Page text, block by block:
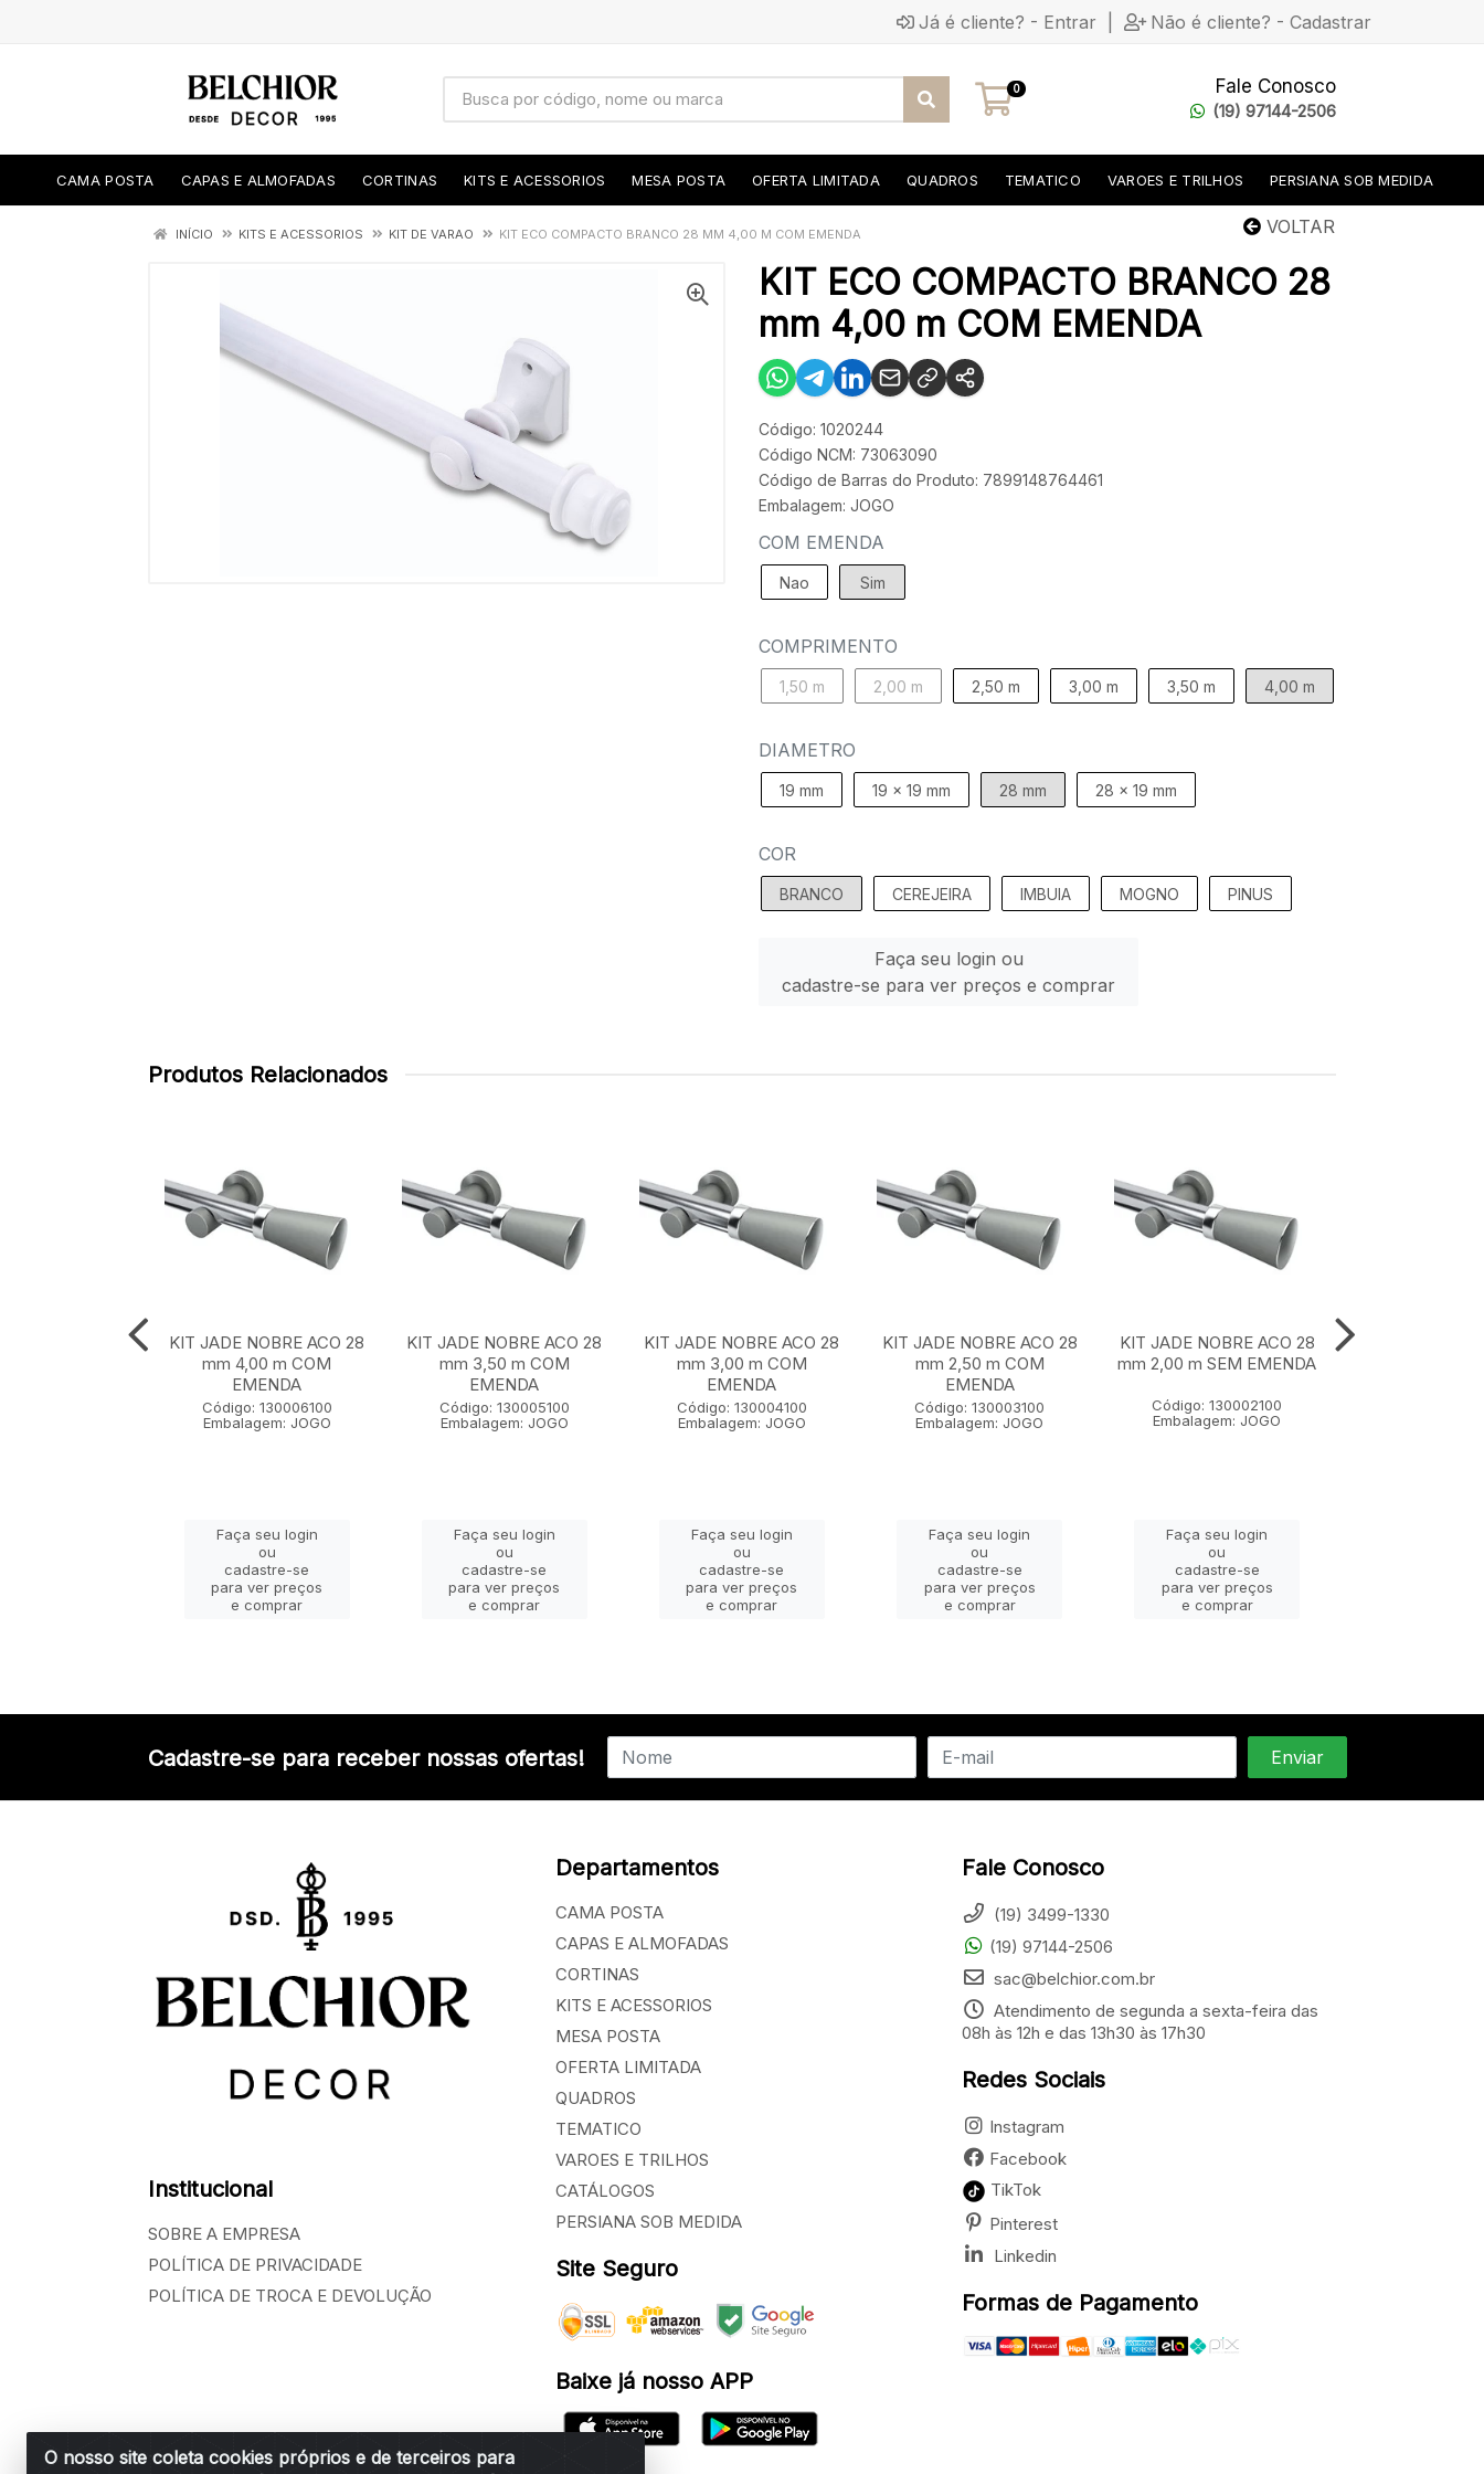
Já é cliente? - Entrar Não é cliente? - Cadastrar
0 Fale Conosco
(19) 97144-2506
CAMA POSTA CAPAS E ALMOFADAS CORTINAS KITS E ACESSORIOS MESA POSTA OFERTA LIMITADA QUADROS TEMATICO VAROES E TRILHOS PERSIANA SOB MEDIDA
VOLTAR
INÍCIO KITS E ACESSORIOS KIT DE VARAO KIT ECO COMPACTO BRANCO 28 MM 4,00 M COM EMENDA
KIT ECO COMPACTO BRANCO 28
mm 4,00 m COM EMENDA
Código: 1020244
Código NCM: 73063090
Código de Barras do Produto: 7899148764461
Embalagem: JOGO
COM EMENDA
Nao Sim
COMPRIMENTO
1,50 m 2,00 m 2,50 m 3,00 m 3,50 m 4,00 m
DIAMETRO
19 mm 19 x 19 mm 28 mm 28 x 19 mm
COR
BRANCO CEREJEIRA IMBUIA MOGNO PINUS
Faça seu login ou
cadastre-se para ver preços e comprar
Produtos Relacionados
KIT JADE NOBRE ACO 28
mm 4,00 m COM
EMENDA
Código: 130006100
Embalagem: JOGO
Faça seu login
ou
cadastre-se
para ver preços
e comprar
KIT JADE NOBRE ACO 28
mm 3,50 m COM
EMENDA
Código: 130005100
Embalagem: JOGO
Faça seu login
ou
cadastre-se
para ver preços
e comprar
KIT JADE NOBRE ACO 28
mm 3,00 m COM
EMENDA
Código: 130004100
Embalagem: JOGO
Faça seu login
ou
cadastre-se
para ver preços
e comprar
KIT JADE NOBRE ACO 28
mm 2,50 m COM
EMENDA
Código: 130003100
Embalagem: JOGO
Faça seu login
ou
cadastre-se
para ver preços
e comprar
KIT JADE NOBRE ACO 28
mm 2,00 m SEM EMENDA
Código: 130002100
Embalagem: JOGO
Faça seu login
ou
cadastre-se
para ver preços
e comprar
O nosso site coleta cookies próprios e de terceiros para
Cadastre-se para receber nossas ofertas!
Institucional
SOBRE A EMPRESA
POLÍTICA DE PRIVACIDADE
POLÍTICA DE TROCA E DEVOLUÇÃO
Departamentos
CAMA POSTA
CAPAS E ALMOFADAS
CORTINAS
KITS E ACESSORIOS
MESA POSTA
OFERTA LIMITADA
QUADROS
TEMATICO
VAROES E TRILHOS
CATÁLOGOS
PERSIANA SOB MEDIDA
Site Seguro
Baixe já nosso APP
Fale Conosco
(19) 3499-1330
(19) 97144-2506
sac@belchior.com.br
Atendimento de segunda a sexta-feira das
08h às 12h e das 13h30 às 17h30
Redes Sociais
Instagram
Facebook
TikTok
Pinterest
Linkedin
Formas de Pagamento